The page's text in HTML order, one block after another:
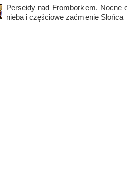
Perseidy nad Fromborkiem. Nocne
nieba i częściowe zaćmienie Słońca